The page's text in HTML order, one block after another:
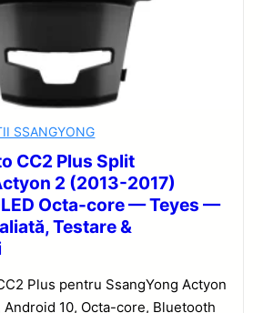
SSANGYONG
CC2 Plus Split
2 (2013-2017)
Octa-core — Teyes —
Testare &
Plus pentru SsangYong Actyon
Android 10, Octa-core, Bluetooth